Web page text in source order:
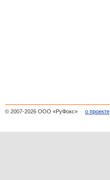
© 2007-2026 ООО «РуФокс» о проекте